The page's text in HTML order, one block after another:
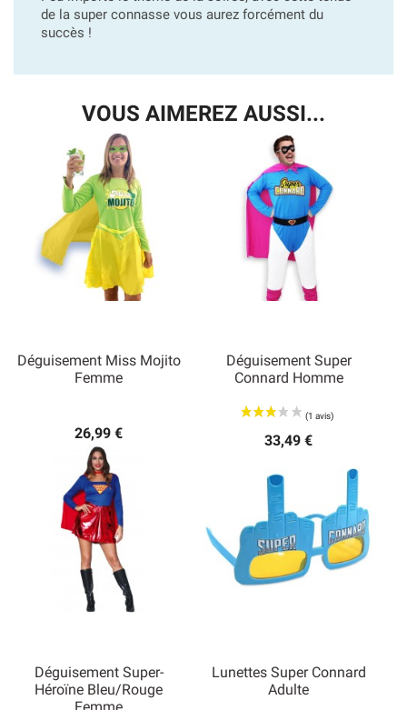
de la super connasse vous aurez forcément du
succès !
VOUS AIMEREZ AUSSI...
Déguisement Miss Mojito
Femme
26,99 €
Déguisement Super
Connard Homme
33,49 €
Déguisement Super-
Héroïne Bleu/rouge
Femme
Lunettes Super Connard
Adulte